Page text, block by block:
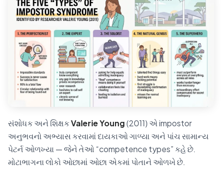
સંશોધક અને શિક્ષકValerie Young(2011) એ impostor
અનુભવનો અભ્યાસ કરવામાં દાયકાઓ ગાળ્યા અને પાંચ સામાન્ય
પેટર્ન ઓળખ્યા — જેને તેઓ “competence types” કહે છે.
મોટાભાગના લોકો ઓછામાં ઓછા એકમાં પોતાને ઓળખે છે.